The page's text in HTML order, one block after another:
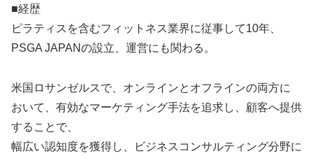
■経歴
ピラティスを含むフィットネス業界に従事して10年、
PSGA JAPANの設立、運営にも関わる。
米国ロサンゼルスで、オンラインとオフラインの両方に
おいて、有効なマーケティング手法を追求し、顧客へ提供
することで、
幅広い認知度を獲得し、ビジネスコンサルティング分野に